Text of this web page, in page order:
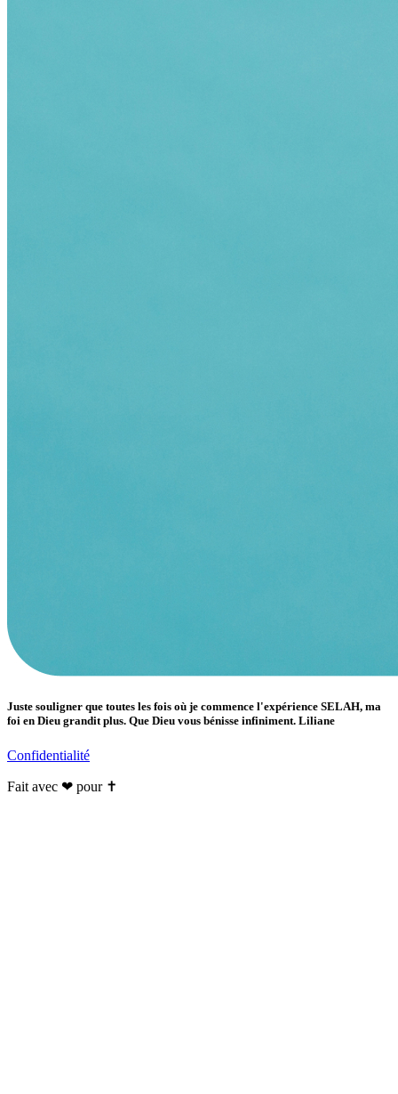
Juste souligner que toutes les fois où je commence l'expérience SELAH, ma
foi en Dieu grandit plus. Que Dieu vous bénisse infiniment. Liliane
Confidentialité
Fait avec ❤ pour ✝️️